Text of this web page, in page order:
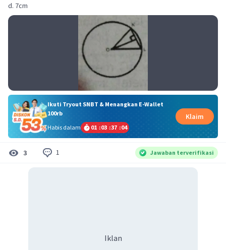
d. 7cm
Ikuti Tryout SNBT & Menangkan E-Wallet
100rb
Habis dalam
01 :03 :37 :04
Klaim
3 1 Jawaban terverifikasi
Iklan